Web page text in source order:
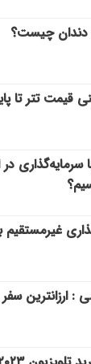
دندان چیست؟
تتر تا پایان
سرمایه‌گذاری در
: ارزانترین سفر